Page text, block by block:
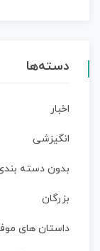
دسته‌ها
اخبار
انگیزشی
بدون دسته
بزرگان
داستان‌ های